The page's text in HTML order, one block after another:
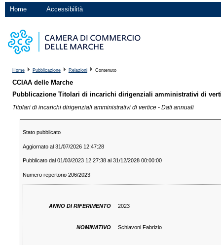
Home Accessibilità
Home Pubblicazione Relazioni Contenuto
CCIAA delle Marche
Pubblicazione Titolari di incarichi dirigenziali amministrativi di
Titolari di incarichi dirigenziali amministrativi di vertice - Dati annuali
Stato pubblicato
Aggiornato al 31/07/2026 12:47:28
Pubblicato dal 01/03/2023 12:27:38 al 31/12/2028 00:00:00
Numero repertorio 206/2023
ANNO DI RIFERIMENTO 2023
NOMINATIVO Schiavoni Fabrizio